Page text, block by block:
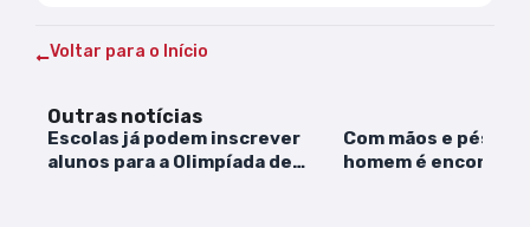
Voltar para o Início
Outras notícias
Escolas já podem inscrever
alunos para a Olimpíada de
Com mãos e pés
homem é